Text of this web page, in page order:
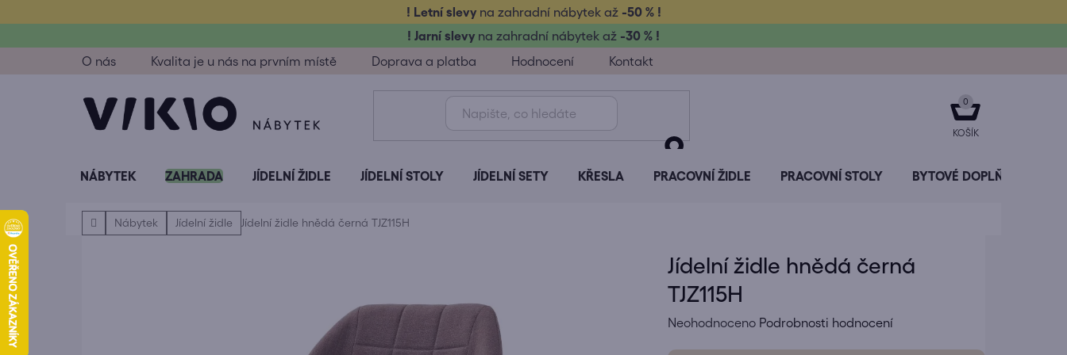
na
! Letní slevy na zahradní nábytek až-50 % !
! Jarní slevy na zahradní nábytek až -30 % !
O nás
Kvalita je u nás na prvním místě Doprava a platba Hodnocení Kontakt
NÁKUPNÍ
KOŠÍK
NÁBYTEK ZAHRADA JÍDELNÍ ŽIDLE JÍDELNÍ STOLY JÍDELNÍ SETY KŘESLA PRACOVNÍ ŽIDLE PRACOVNÍ STOLY BYTOVÉ DOPLŇKY
DomůNábytek Jídelní židle Jídelní židle hnědá černá TJZ115H
Jídelní židle hnědá černá
TJZ115H
Průměrné
Neohodnoceno Podrobnosti hodnocení